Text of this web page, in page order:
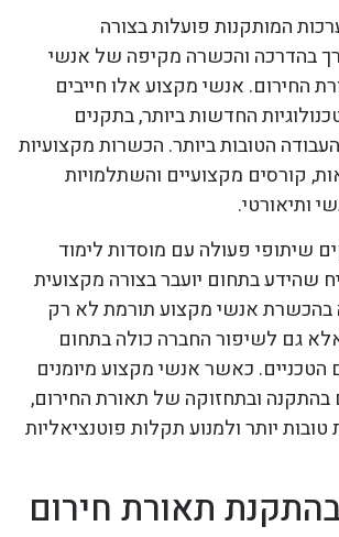
המותקנות פועלות בצורה
בהדרכה והכשרה מקיפה של אנשי
החירום. אנשי מקצוע אלו חייבים
החדשות ביותר, בתקנים
הטובות ביותר. הכשרות מקצועיות
קורסים מקצועיים והשתלמויות
ותיאורטי.
שיתופי פעולה עם מוסדות לימוד
שהידע בתחום יועבר בצורה מקצועית
בהכשרת אנשי מקצוע תורמת לא רק
גם לשיפור החברה כולה בתחום
הטכניים. כאשר אנשי מקצוע מיומנים
ובתחזוקה של תאורת החירום,
יותר ולמנוע תקלות פוטנציאליות
תאורת חירום